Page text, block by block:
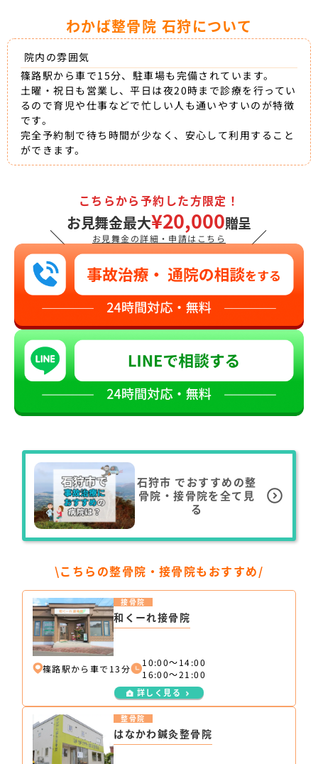
わかば整骨院 石狩について
院内の雰囲気
篠路駅から車で15分、駐車場も完備されています。
土曜・祝日も営業し、平日は夜20時まで診療を行ってい
るので育児や仕事などで忙しい人も通いやすいのが特徴
です。
完全予約制で待ち時間が少なく、安心して利用すること
ができます。
＼
こちらから予約した方限定！
お見舞金最大¥20,000贈呈
お見舞金の詳細・申請はこちら ／
石狩市 でおすすめの整
骨院・接骨院を全て見
る
\こちらの整骨院・接骨院もおすすめ/
和くーれ接骨院
接骨院
篠路駅から車で13分
10:00～14:00
16:00～21:00
詳しく見る
はなかわ鍼灸整骨院
整骨院